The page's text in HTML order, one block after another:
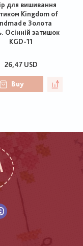
для вишивання
Kingdom of
Золота
Осінній затишок
KGD-11
26,47 USD
Buy